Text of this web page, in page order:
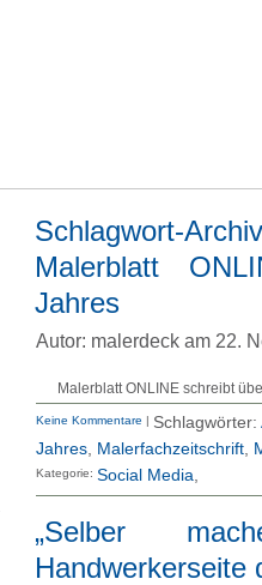
Schlagwort-
Malerblatt
Jahres
Autor: malerdeck am 22.
Malerblatt ONLINE schreibt
Keine Kommentare | Schlagwörter:
Jahres, Malerfachzeitschrift,
Kategorie: Social Media
„Selber
Handwerkerseite